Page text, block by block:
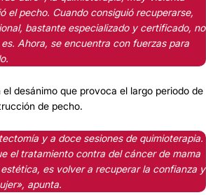
el pecho. Cuando consiguió recuperarse,
bastante especializado y certificado, no
Ahora, se encuentra con fuerzas para
desánimo que provoca el largo periodo de
de pecho.
y a doce sesiones de quimioterapia.
el tratamiento contra del cáncer de mama
es volver a recuperar la confianza y
apunta.